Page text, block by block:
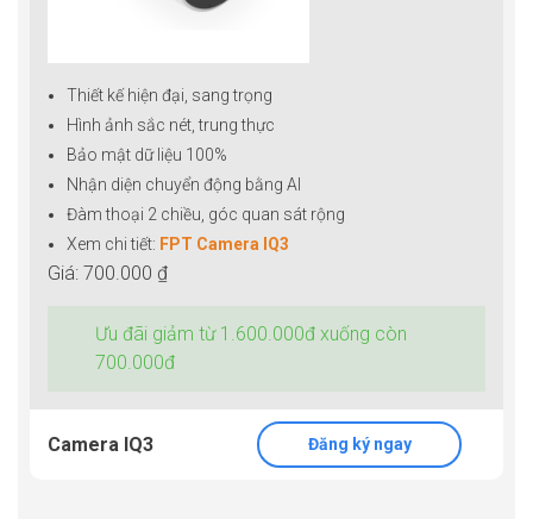
Thiết kế hiện đại, sang trọng
Hình ảnh sắc nét, trung thực
Bảo mật dữ liệu 100%
Nhận diện chuyển động bằng AI
Đàm thoại 2 chiều, góc quan sát rộng
Xem chi tiết: FPT Camera IQ3
Giá: 700.000 ₫
Ưu đãi giảm từ 1.600.000đ xuống còn
700.000đ
Camera IQ3 Đăng ký ngay